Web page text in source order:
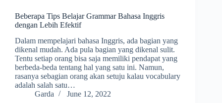
Beberapa Tips Belajar Grammar Bahasa Inggris
dengan Lebih Efektif
Dalam mempelajari bahasa Inggris, ada bagian yang
dikenal mudah. Ada pula bagian yang dikenal sulit.
Tentu setiap orang bisa saja memiliki pendapat yang
berbeda-beda tentang hal yang satu ini. Namun,
rasanya sebagian orang akan setuju kalau vocabulary
adalah salah satu…
Garda
June 12, 2022